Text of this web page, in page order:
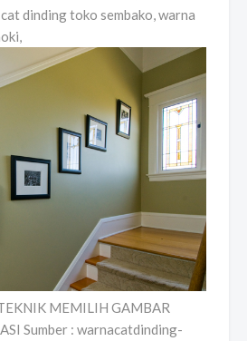
dinding toko sembako, warna
MEMILIH GAMBAR
Sumber : warnacatdinding-